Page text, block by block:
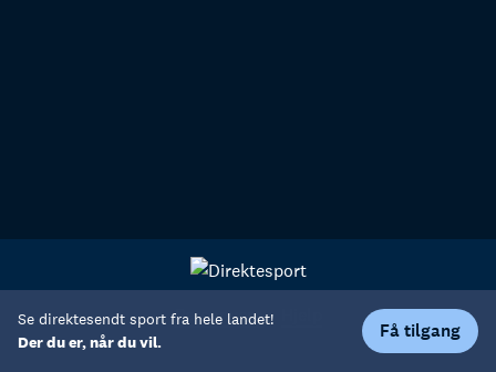
Se direktesendt sport fra hele landet!
Der du er, når du vil.
Få tilgang
Personvern